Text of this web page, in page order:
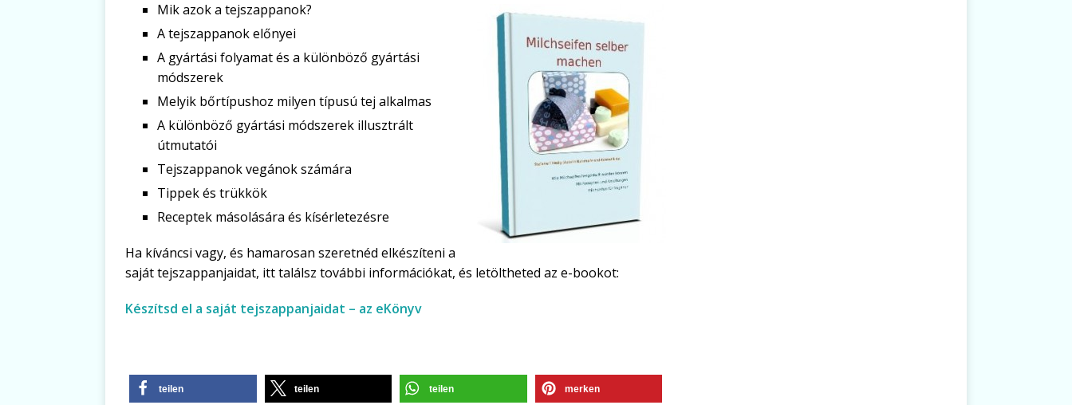
Mik azok a tejszappanok?
A tejszappanok előnyei
A gyártási folyamat és a különböző gyártási
módszerek
Melyik bőrtípushoz milyen típusú tej alkalmas
A különböző gyártási módszerek illusztrált
útmutatói
Tejszappanok vegánok számára
Tippek és trükkök
Receptek másolására és kísérletezésre
Ha kíváncsi vagy, és hamarosan szeretnéd elkészíteni a
saját tejszappanjaidat, itt találsz további információkat, és letöltheted az e-bookot:
Készítsd el a saját tejszappanjaidat – az eKönyv
teilen teilen teilen merken